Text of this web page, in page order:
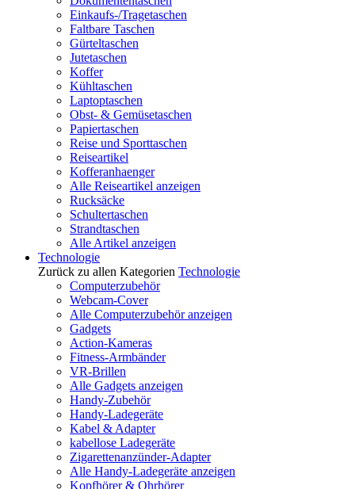
Einkaufs-/Tragetaschen
Faltbare Taschen
Gürteltaschen
Jutetaschen
Koffer
Kühltaschen
Laptoptaschen
Obst- & Gemüsetaschen
Papiertaschen
Reise und Sporttaschen
Reiseartikel
Kofferanhaenger
Alle Reiseartikel anzeigen
Rucksäcke
Schultertaschen
Strandtaschen
Alle Artikel anzeigen
Technologie
Zurück zu allen Kategorien Technologie
Computerzubehör
Webcam-Cover
Alle Computerzubehör anzeigen
Gadgets
Action-Kameras
Fitness-Armbänder
VR-Brillen
Alle Gadgets anzeigen
Handy-Zubehör
Handy-Ladegeräte
Kabel & Adapter
kabellose Ladegeräte
Zigarettenanzünder-Adapter
Alle Handy-Ladegeräte anzeigen
Kopfhörer & Ohrhörer